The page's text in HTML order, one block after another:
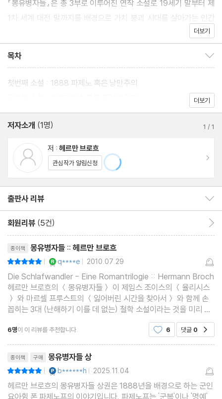
『몽유병자들』은 총 3부로 이루어진 연작 소설로 19세기 말부터 제
1차 세계 대전 말까지를 배경으로 가치 붕괴 시대를 살아가는 인간
군상들의 내부 풍경을 지적이고도 섬세하게 그린 책이다. 오늘날 우
으로 해석하였다. 총 3부작으로 이루어진 연작 소설의 구성은 낡은
가치들이 무력해지고 매몰되는 과정을 미적인 형식으로 구현하는데
더보기
목차
첫번째 소설 : 1888 파제노 혹은 낭만주의
더보기
저자소개 (1명) 1 /1
저 : 헤르만 브로흐
관심작가 알림신청
출판사 리뷰
회원리뷰 (5건)
종이책 몽유병자들 :: 헤르만 브로흐
| q****e | 2010.07.29
Die Schlafwandler - Eine Romantrilogie :: Hermann Broch
헤르만 브로흐의 ＜몽유병자들＞ 이 제임스 조이스의 ＜율리시스
＞ 와 마르셀 프루스트의 ＜잃어버린 시간을 찾아서＞ 와 함께 손
꼽히는 3대 (난해하기 이를 데 없는) 철학 소설이라는 것을 미리 알
았더라면 나는 이 책 읽기를 진작에 포기했었을 것이다. ＜율리시스
＞와 ＜잃어버린~＞ 의 첫 장을 읽자마자 '이건 4-50대에
6명이 이 리뷰를 추천합니다. 6 댓글 0
종이책 구매 몽유병자들 상
| b******h | 2025.11.04
헤르만 브로흐의 몽유병자들 상권은 1888년을 배경으로 하는 군인
요아힘 폰 파제노프의 이야기입니다. 파제노프는 '군복'이나 '명예'